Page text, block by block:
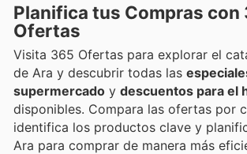
Planifica tus Compras con
Ofertas
Visita 365 Ofertas para explorar el
de Ara y descubrir todas las
supermercado y descuentos para el
disponibles. Compara las ofertas por
identifica los productos clave y
Ara para comprar de manera más